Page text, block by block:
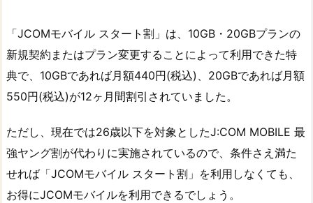
「JCOMモバイル スタート割」は、10GB・20GBプランの
新規契約またはプラン変更することによって利用できた特
典で、10GBであれば月額440円(税込)、20GBであれば月額
550円(税込)が12ヶ月間割引されていました。
ただし、現在では26歳以下を対象としたJ:COM MOBILE 最
強ヤング割が代わりに実施されているので、条件さえ満た
せれば「JCOMモバイル スタート割」を利用しなくても、
お得にJCOMモバイルを利用できるでしょう。